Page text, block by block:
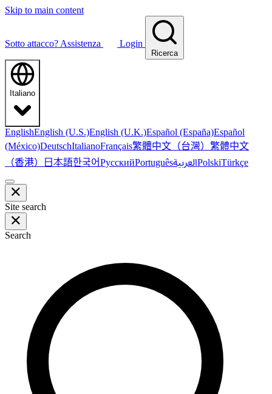
Skip to main content
Sotto attacco? Assistenza Login
Ricerca
Italiano
EnglishEnglish (U.S.)English (U.K.)Español (España)Español
(México)DeutschItalianoFrançais繁體中文（台灣） 繁體中文
（香港） 日本語한국어РусскийPortuguêsالعربيةPolskiTürkçe
Site search
Search